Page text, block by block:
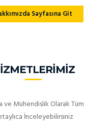
Sayfasına Git
ve Mühendislik Olarak
İnceleyebilirsiniz